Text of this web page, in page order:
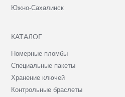
Южно-Сахалинск
КАТАЛОГ
Номерные пломбы
Специальные пакеты
Хранение ключей
Контрольные браслеты